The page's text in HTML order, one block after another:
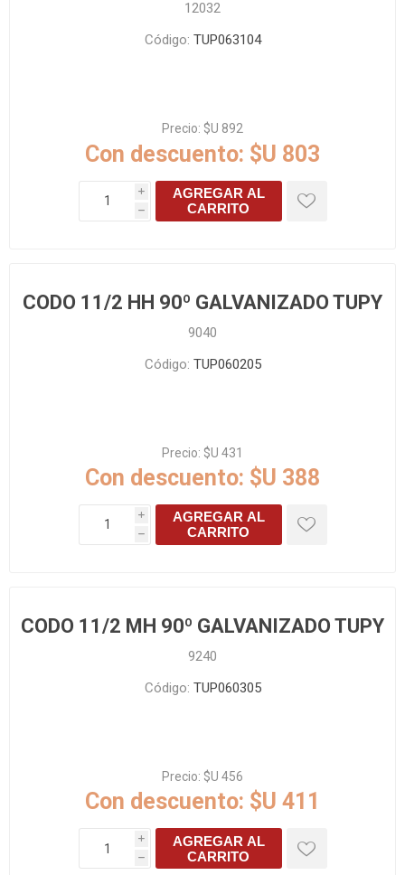
12032
Código: TUP063104
Precio: $U 892
Con descuento: $U 803
i
h
AGREGAR AL
CARRITO
CODO 11/2 HH 90º GALVANIZADO TUPY
9040
Código: TUP060205
Precio: $U 431
Con descuento: $U 388
i
h
AGREGAR AL
CARRITO
CODO 11/2 MH 90º GALVANIZADO TUPY
9240
Código: TUP060305
Precio: $U 456
Con descuento: $U 411
i
h
AGREGAR AL
CARRITO